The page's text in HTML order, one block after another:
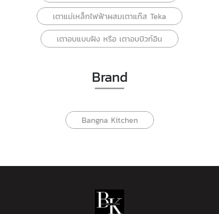
เตาแม่เหล็กไฟฟ้าผสมเตาแก๊ส Teka
เตาอบแบบฝัง หรือ เตาอบบิวท์อิน
Brand
Bangna Kitchen